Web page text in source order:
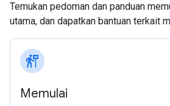
Temukan pedoman dan panduan
utama, dan dapatkan bantuan terkait
follow_the_signs
Memulai